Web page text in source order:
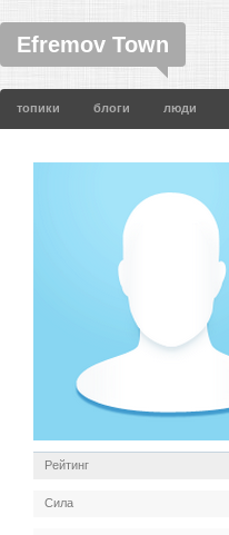
Efremov Town
топики блоги люди
Рейтинг
Сила